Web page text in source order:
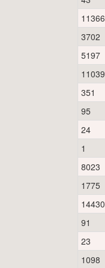
11366
3702
5197
11039
351
95
24
1
8023
1775
14430
91
23
1098